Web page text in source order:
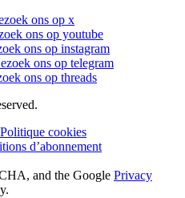
ons op x
ons op youtube
ons op instagram
ons op telegram
ons op threads
Politique cookies
d’abonnement
and the Google Privacy